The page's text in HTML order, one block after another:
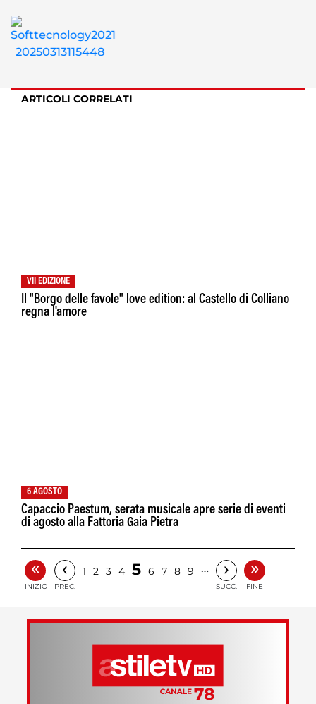
ARTICOLI CORRELATI
VII EDIZIONE
Il "Borgo delle favole" love edition: al Castello di Colliano
regna l'amore
6 AGOSTO
Capaccio Paestum, serata musicale apre serie di eventi
di agosto alla Fattoria Gaia Pietra
«
INIZIO
‹
PREC.
1 2 3 4 5 6 7 8 9 … ›
SUCC.
»
FINE